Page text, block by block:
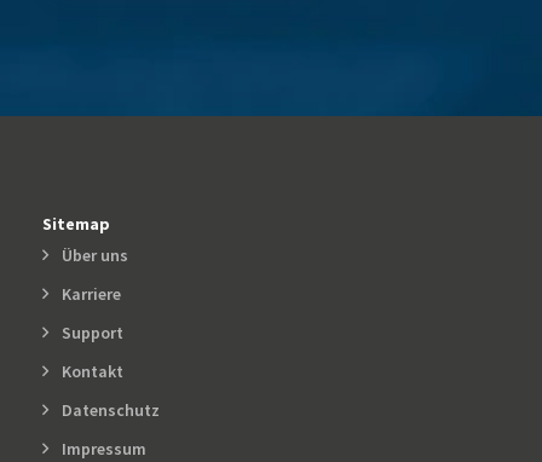
Sitemap
Über uns
Karriere
Support
Kontakt
Datenschutz
Impressum